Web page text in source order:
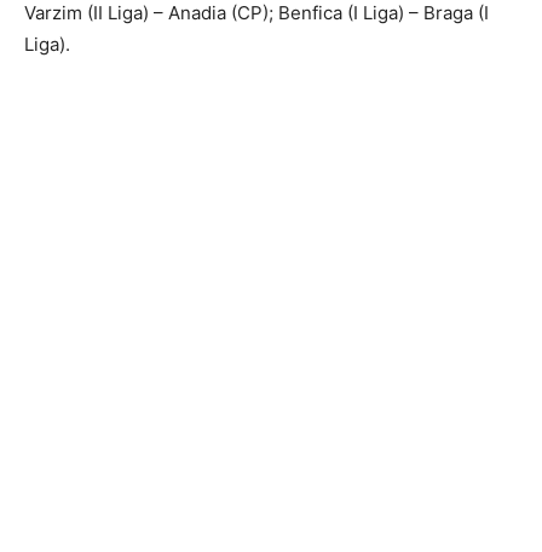
Varzim (II Liga) – Anadia (CP); Benfica (I Liga) – Braga (I
Liga).